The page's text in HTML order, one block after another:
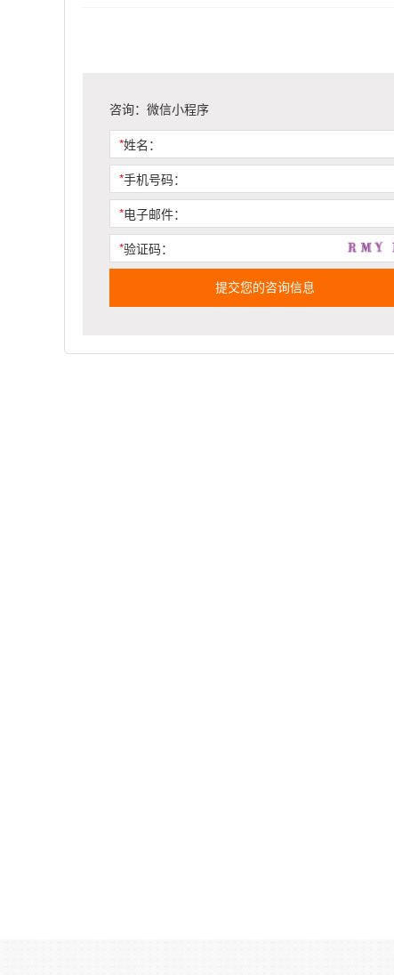
咨询：微信小程序
*姓名：
*手机号码：
*电子邮件：
*验证码：
提交您的咨询信息